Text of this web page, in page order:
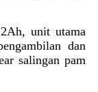
unit utama
dan
salingan pam